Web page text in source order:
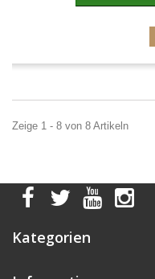
Zeige 1 - 8 von 8 Artikeln
Kategorien